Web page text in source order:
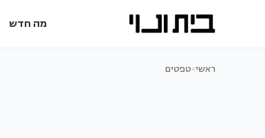
מה חדש
ראשי>טפטים